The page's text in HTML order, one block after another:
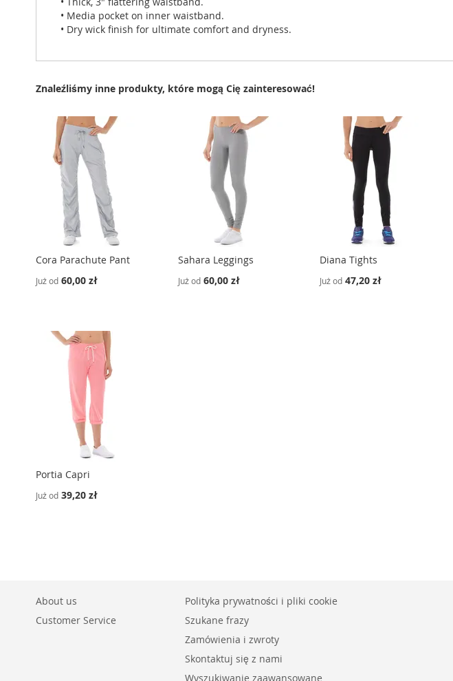
• Media pocket on inner waistband.
• Dry wick finish for ultimate comfort and dryness.
Znaleźliśmy inne produkty, które mogą Cię zainteresować!
Cora Parachute Pant
Już od 60,00 zł
Sahara Leggings
Już od 60,00 zł
Diana Tights
Już od 47,20 zł
Portia Capri
Już od 39,20 zł
About us
Customer Service
Polityka prywatności i pliki cookie
Szukane frazy
Zamówienia i zwroty
Skontaktuj się z nami
Wyszukiwanie zaawansowane